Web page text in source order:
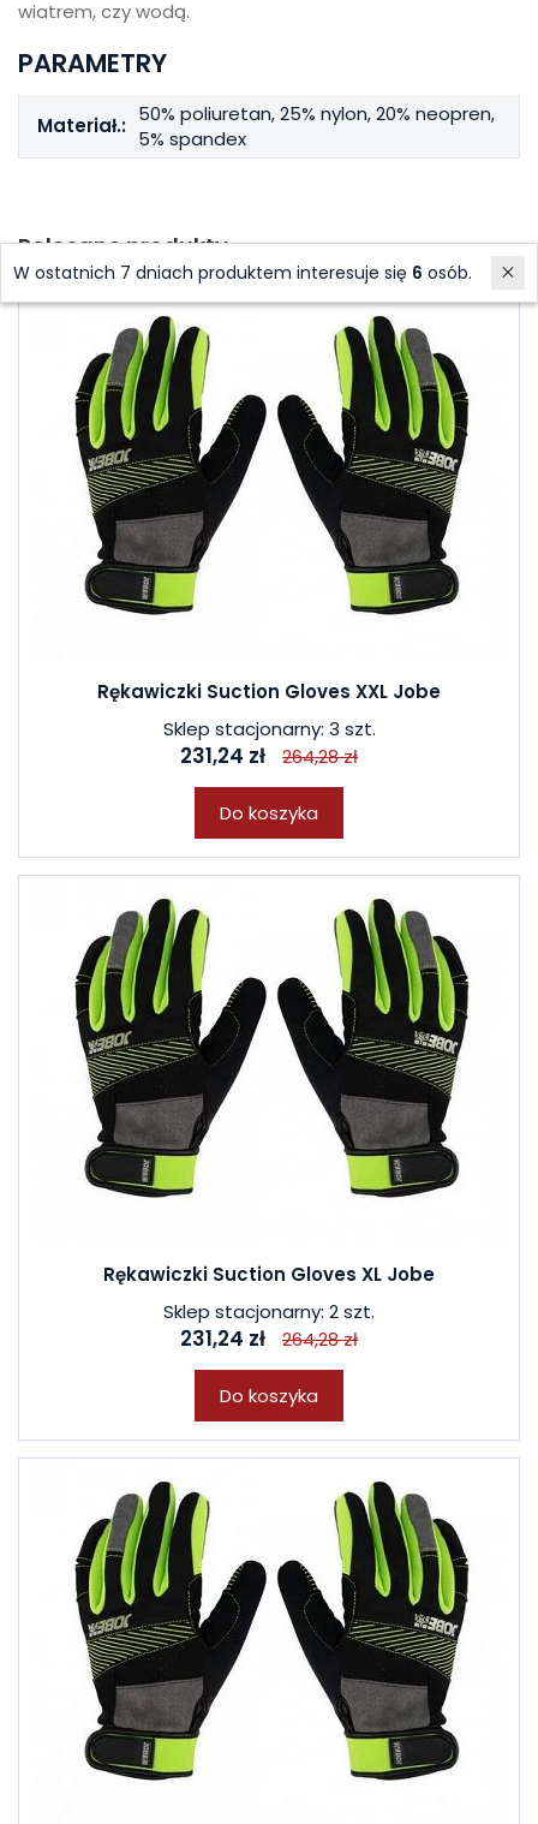
wiatrem, czy wodą.
PARAMETRY
Materiał.: 50% poliuretan, 25% nylon, 20% neopren,
5% spandex
Polecane produkty
Rękawiczki Suction Gloves XXL Jobe
Sklep stacjonarny: 3 szt.
231,24 zł 264,28 zł
Do koszyka
Rękawiczki Suction Gloves XL Jobe
Sklep stacjonarny: 2 szt.
231,24 zł 264,28 zł
Do koszyka
W ostatnich 7 dniach produktem interesuje się 6 osób.